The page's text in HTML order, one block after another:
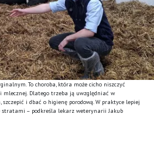
To choroba, która może cicho niszczyć
mlecznej. Dlatego trzeba ją uwzględniać w
i dbać o higienę porodową. W praktyce lepiej
stratami – podkreśla lekarz weterynarii Jakub